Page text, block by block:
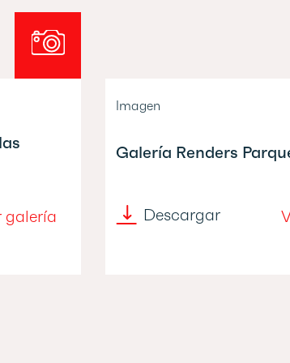
galería
Imagen
Galería Renders
Descargar